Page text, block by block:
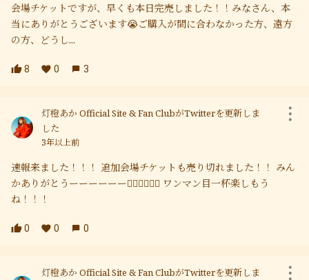
会場チケットですが、早くも本日完売しました！！みなさん、本
当にありがとうございます😭ご購入が間に合わなかった方、遠方
の方、どうし...
8 0 3
灯橙あか Official Site & Fan ClubがTwitterを更新しま
した
3年以上前
速報来ました！！！ 追加会場チケットも売り切れました！！ みん
かありがとうーーーーーー❤️‍🔥❤️‍🔥❤️‍🔥 ワンマン目一杯楽しもう
ね！！！
0 0 0
灯橙あか Official Site & Fan ClubがTwitterを更新しま